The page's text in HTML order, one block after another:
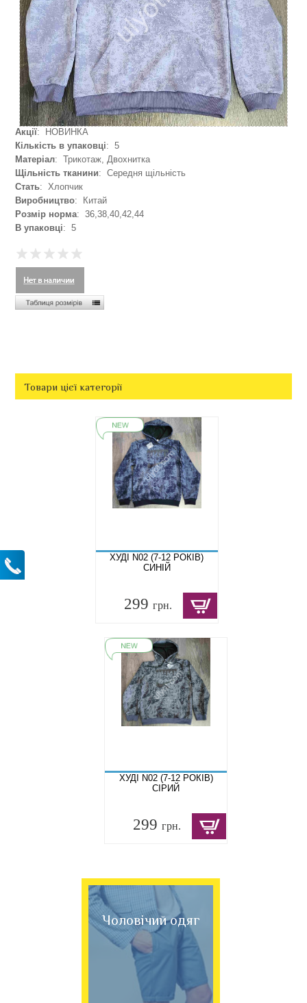
Акції: НОВИНКА
Кількість в упаковці: 5
Матеріал: Трикотаж, Двохнитка
Щільність тканини: Середня щільність
Стать: Хлопчик
Виробництво: Китай
Розмір норма: 36,38,40,42,44
В упаковці: 5
Товари цієї категорії
ХУДІ N02 (7-12 РОКІВ)
СИНІЙ
299 грн.
ХУДІ N02 (7-12 РОКІВ)
СІРИЙ
299 грн.
Чоловічий одяг